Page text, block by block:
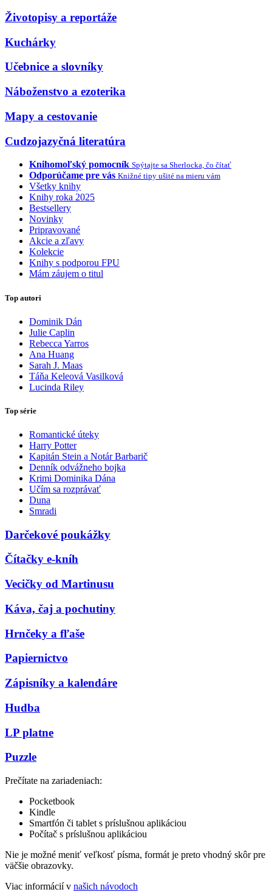
Životopisy a reportáže
Kuchárky
Učebnice a slovníky
Náboženstvo a ezoterika
Mapy a cestovanie
Cudzojazyčná literatúra
Knihomoľský pomocník Spýtajte sa Sherlocka, čo čítať
Odporúčame pre vás Knižné tipy ušité na mieru vám
Všetky knihy
Knihy roka 2025
Bestsellery
Novinky
Pripravované
Akcie a zľavy
Kolekcie
Knihy s podporou FPU
Mám záujem o titul
Top autori
Dominik Dán
Julie Caplin
Rebecca Yarros
Ana Huang
Sarah J. Maas
Táňa Keleová Vasilková
Lucinda Riley
Top série
Romantické úteky
Harry Potter
Kapitán Stein a Notár Barbarič
Denník odvážneho bojka
Krimi Dominika Dána
Učím sa rozprávať
Duna
Smradi
Darčekové poukážky
Čítačky e-kníh
Vecičky od Martinusu
Káva, čaj a pochutiny
Hrnčeky a fľaše
Papiernictvo
Zápisníky a kalendáre
Hudba
LP platne
Puzzle
Prečítate na zariadeniach:
Pocketbook
Kindle
Smartfón či tablet s príslušnou aplikáciou
Počítač s príslušnou aplikáciou
Nie je možné meniť veľkosť písma, formát je preto vhodný skôr pre
väčšie obrazovky.
Viac informácií v našich návodoch